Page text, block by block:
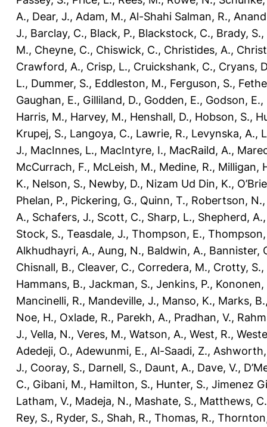
A., Dear, J., Adam, M., Al-Shahi Salman, R.,
J., Barclay, C., Black, P., Blackstock, C., Brady, S.,
M., Cheyne, C., Chiswick, C., Christides, A.,
Crawford, A., Crisp, L., Cruickshank, C., Cryans,
L., Dummer, S., Eddleston, M., Ferguson, S.,
Gaughan, E., Gilliland, D., Godden, E., Godson, E.,
Harris, M., Harvey, M., Henshall, D., Hobson, S.,
Krupej, S., Langoya, C., Lawrie, R., Levynska, A.,
J., MacInnes, L., MacIntyre, I., MacRaild, A.,
McCurrach, F., McLeish, M., Medine, R., Milligan,
K., Nelson, S., Newby, D., Nizam Ud Din, K.,
Phelan, P., Pickering, G., Quinn, T., Robertson, N.
A., Schafers, J., Scott, C., Sharp, L., Shepherd, A.
Stock, S., Teasdale, J., Thompson, E.,
Alkhudhayri, A., Aung, N., Baldwin, A., Bannister,
Chisnall, B., Cleaver, C., Corredera, M., Crotty, S.,
Hammans, B., Jackman, S., Jenkins, P., Kononen,
Mancinelli, R., Mandeville, J., Manso, K., Marks, B.
Noe, H., Oxlade, R., Parekh, A., Pradhan, V.,
J., Vella, N., Veres, M., Watson, A., West, R.,
Adedeji, O., Adewunmi, E., Al-Saadi, Z.,
J., Cooray, S., Darnell, S., Daunt, A., Dave, V.,
C., Gibani, M., Hamilton, S., Hunter, S., Jimenez
Latham, V., Madeja, N., Mashate, S., Matthews, C.
Rey, S., Ryder, S., Shah, R., Thomas, R.,